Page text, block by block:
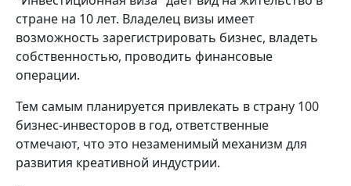
стране на 10 лет. Владелец визы имеет
возможность зарегистрировать бизнес, владеть
собственностью, проводить финансовые
операции.
Тем самым планируется привлекать в страну 100
бизнес-инвесторов в год, ответственные
отмечают, что это незаменимый механизм для
развития креативной индустрии.